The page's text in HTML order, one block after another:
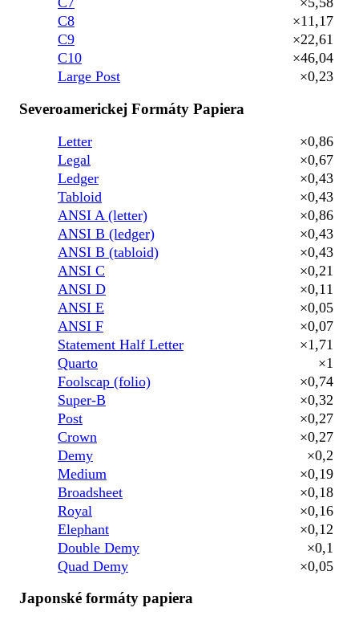
C8
×11,17
C9
×22,61
C10
×46,04
Large Post
×0,23
Severoamerickej Formáty Papiera
Letter
×0,86
Legal
×0,67
Ledger
×0,43
Tabloid
×0,43
ANSI A (letter)
×0,86
ANSI B (ledger)
×0,43
ANSI B (tabloid)
×0,43
ANSI C
×0,21
ANSI D
×0,11
ANSI E
×0,05
ANSI F
×0,07
Statement Half Letter
×1,71
Quarto
×1
Foolscap (folio)
×0,74
Super-B
×0,32
Post
×0,27
Crown
×0,27
Demy
×0,2
Medium
×0,19
Broadsheet
×0,18
Royal
×0,16
Elephant
×0,12
Double Demy
×0,1
Quad Demy
×0,05
Japonské formáty papiera